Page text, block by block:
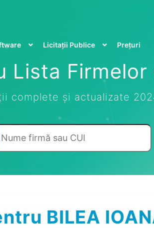
Licitații Publice Prețuri
Lista Firmelor
complete și actualizate
BILEA